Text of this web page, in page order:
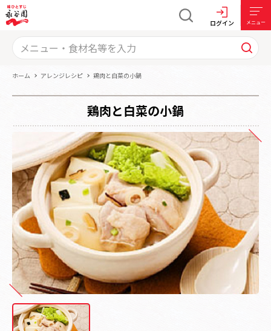
ログイン メニュー
ホーム アレンジレシピ 鶏肉と白菜の小鍋
鶏肉と白菜の小鍋